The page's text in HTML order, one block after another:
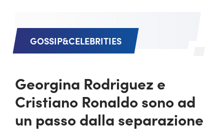
GOSSIP&CELEBRITIES
Georgina Rodriguez e
Cristiano Ronaldo sono ad
un passo dalla separazione